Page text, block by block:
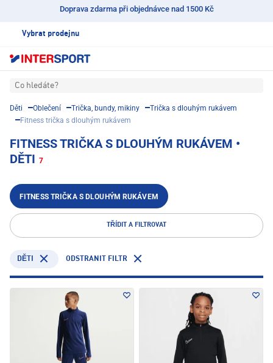
Doprava zdarma při objednávce nad 1500 Kč
Vybrat prodejnu
Co hledáte?
Děti Oblečení Trička, bundy, mikiny
Trička s dlouhým rukávem
Fitness trička s dlouhým rukávem
FITNESS TRIČKA S DLOUHÝM RUKÁVEM •
DĚTI 7
FITNESS TRIČKA S DLOUHÝM RUKÁVEM
TŘÍDIT A FILTROVAT
DĚTI ODSTRANIT FILTR